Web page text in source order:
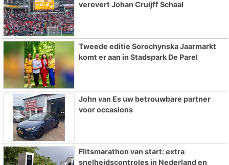
verovert Johan Cruijff Schaal
Tweede editie Sorochynska Jaarmarkt
komt er aan in Stadspark De Parel
John van Es uw betrouwbare partner
voor occasions
Flitsmarathon van start: extra
snelheidscontroles in Nederland en